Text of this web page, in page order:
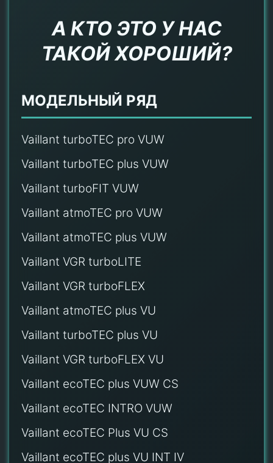
А КТО ЭТО У НАС
ТАКОЙ ХОРОШИЙ?
МОДЕЛЬНЫЙ РЯД
Vaillant turboTEC pro VUW
Vaillant turboTEC plus VUW
Vaillant turboFIT VUW
Vaillant atmoTEC pro VUW
Vaillant atmoTEC plus VUW
Vaillant VGR turboLITE
Vaillant VGR turboFLEX
Vaillant atmoTEC plus VU
Vaillant turboTEC plus VU
Vaillant VGR turboFLEX VU
Vaillant ecoTEC plus VUW CS
Vaillant ecoTEC INTRO VUW
Vaillant ecoTEC Plus VU CS
Vaillant ecoTEC plus VU INT IV